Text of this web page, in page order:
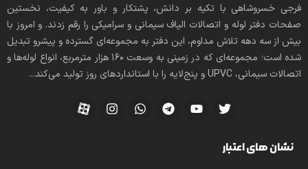
فرجی خسروشاهی با تکیه بر دانش، پشتکار و باور به کیفیت، نخستین
صفحات دفتر لوله و اتصالات الیاف سیمانی و سرامیکی را رقم زدند. و امروز با
بیش از سه دهه تلاش مداوم، این دفتر به مجموعه‌ای گسترده و پیشرو تبدیل
شده است؛ مجموعه‌ای که در زمینی به وسعت 160 هزار مترمربع، انواع لوله‌ها و
اتصالات سیمانی، UPVC و پنج‌لایه را با استانداردهای روز تولید می‌کند...
نشان های اعتبار